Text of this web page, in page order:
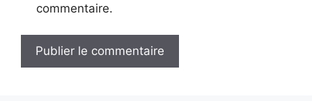
commentaire.